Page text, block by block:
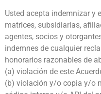
Usted acepta indemnizar y
matrices, subsidiarias,
agentes, socios y
indemnes de cualquier
honorarios razonables de
(a) violación de este
(b) violación y/o copia y/o